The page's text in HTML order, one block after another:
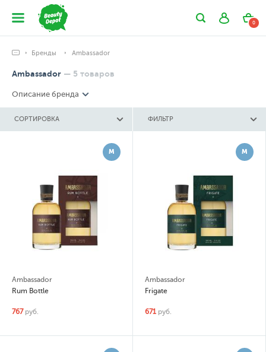
0
Бренды Ambassador
Ambassador — 5 товаров
Описание бренда
СОРТИРОВКА ФИЛЬТР
М
Ambassador
Rum Bottle
767 руб.
М
Ambassador
Frigate
671 руб.